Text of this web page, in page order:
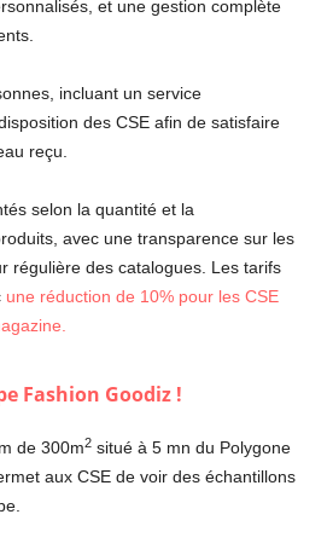
et une gestion complète
incluant un service
des CSE afin de satisfaire
reçu.
selon la quantité et la
avec une transparence sur les
régulière des catalogues. Les tarifs
une réduction de 10% pour les CSE
Fashion Goodiz !
de 300m2 situé à 5 mn du Polygone
aux CSE de voir des échantillons